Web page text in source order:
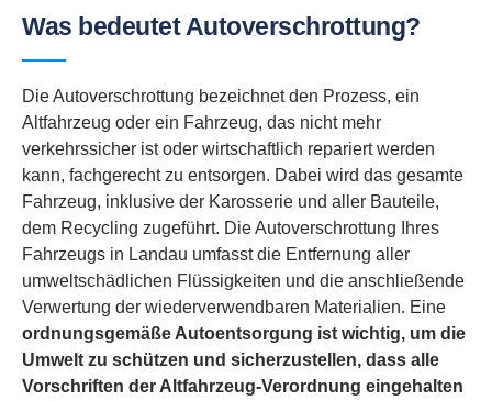
Was bedeutet Autoverschrottung?
Die Autoverschrottung bezeichnet den Prozess, ein
Altfahrzeug oder ein Fahrzeug, das nicht mehr
verkehrssicher ist oder wirtschaftlich repariert werden
kann, fachgerecht zu entsorgen. Dabei wird das gesamte
Fahrzeug, inklusive der Karosserie und aller Bauteile,
dem Recycling zugeführt. Die Autoverschrottung Ihres
Fahrzeugs in Landau umfasst die Entfernung aller
umweltschädlichen Flüssigkeiten und die anschließende
Verwertung der wiederverwendbaren Materialien. Eine
ordnungsgemäße Autoentsorgung ist wichtig, um die
Umwelt zu schützen und sicherzustellen, dass alle
Vorschriften der Altfahrzeug-Verordnung eingehalten